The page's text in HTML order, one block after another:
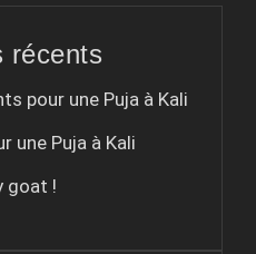
récents
pour une Puja à Kali
une Puja à Kali
goat !